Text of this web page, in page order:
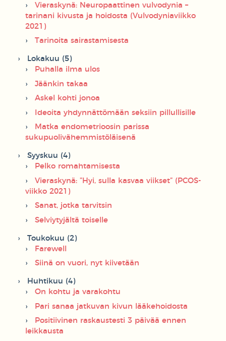
Vieraskynä: Neuropaattinen vulvodynia –
tarinani kivusta ja hoidosta (Vulvodyniaviikko
2021)
Tarinoita sairastamisesta
Lokakuu (5)
Puhalla ilma ulos
Jäänkin takaa
Askel kohti jonoa
Ideoita yhdynnättömään seksiin pillullisille
Matka endometrioosin parissa
sukupuolivähemmistöläisenä
Syyskuu (4)
Pelko romahtamisesta
Vieraskynä: ”Hyi, sulla kasvaa viikset” (PCOS-
viikko 2021)
Sanat, jotka tarvitsin
Selviytyjältä toiselle
Toukokuu (2)
Farewell
Siinä on vuori, nyt kiivetään
Huhtikuu (4)
On kohtu ja varakohtu
Pari sanaa jatkuvan kivun lääkehoidosta
Positiivinen raskaustesti 3 päivää ennen
leikkausta